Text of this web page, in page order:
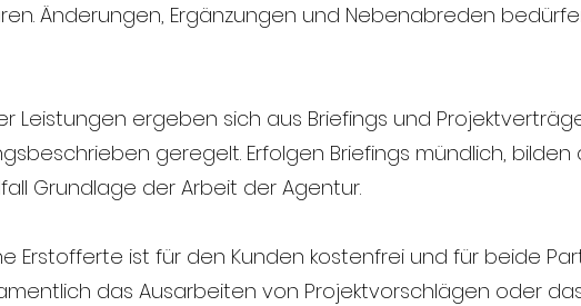
Änderungen, Ergänzungen und Nebenabreden
Leistungen ergeben sich aus Briefings und
geregelt. Erfolgen Briefings mündlich,
Grundlage der Arbeit der Agentur.
Erstofferte ist für den Kunden kostenfrei und für beide
das Ausarbeiten von Projektvorschlägen oder